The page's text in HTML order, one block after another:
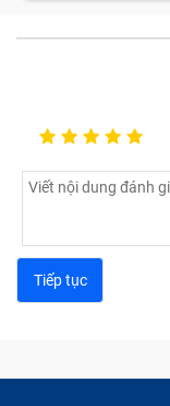
Hình ảnh hiển
Màn hình xuất
Không thể